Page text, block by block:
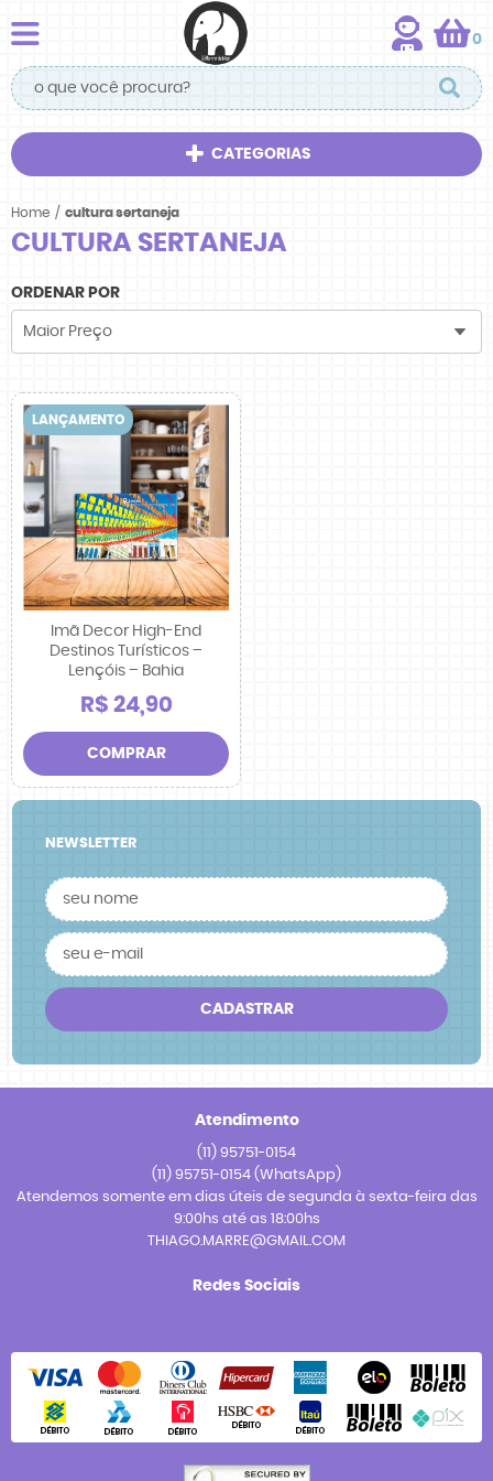
0
CATEGORIAS
CULTURA SERTANEJA
Home cultura sertaneja
ORDENAR POR
Maior Preço
LANÇAMENTO
Imã Decor High-End
Destinos Turísticos –
Lençóis – Bahia
R$ 24,90
COMPRAR
NEWSLETTER
CADASTRAR
Atendimento
(11) 95751-0154
(11) 95751-0154 (WhatsApp)
Atendemos somente em dias úteis de segunda à sexta-feira das
9:00hs até as 18:00hs
THIAGO.MARRE@GMAIL.COM
Redes Sociais